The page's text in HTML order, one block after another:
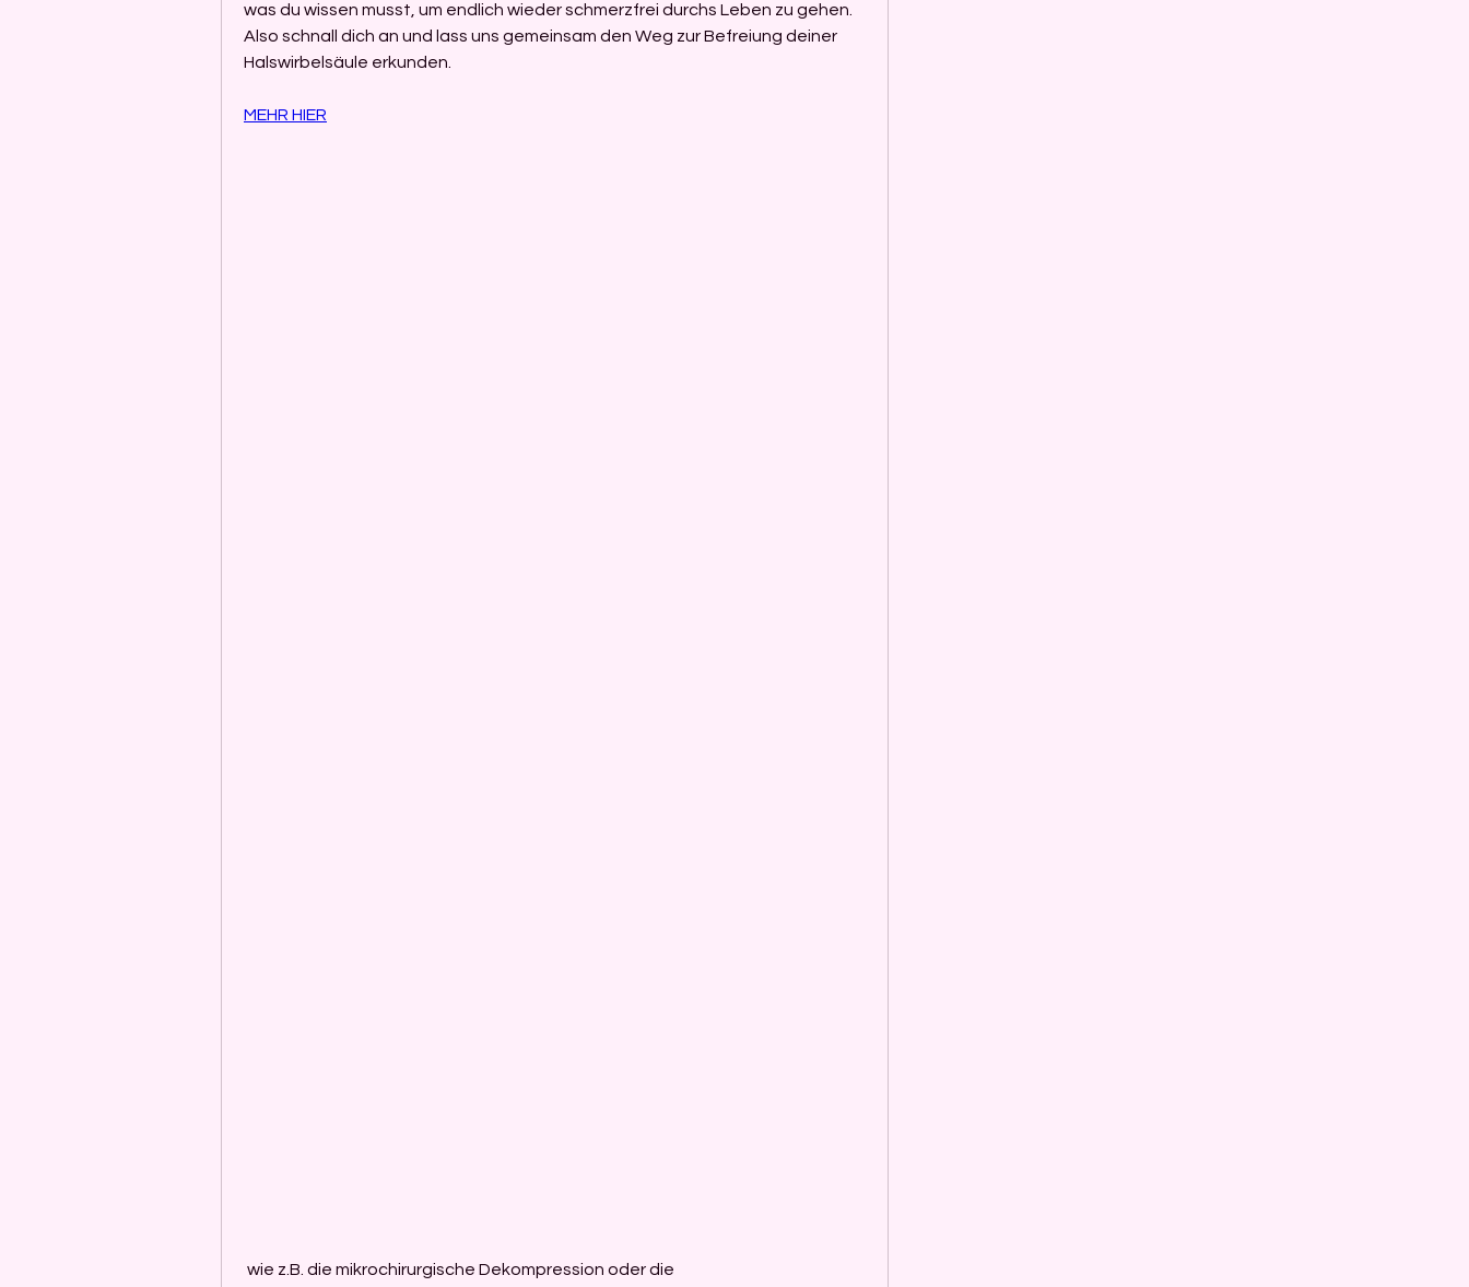
was du wissen musst, um endlich wieder schmerzfrei durchs Leben zu gehen.
Also schnall dich an und lass uns gemeinsam den Weg zur Befreiung deiner
Halswirbelsäule erkunden.
MEHR HIER